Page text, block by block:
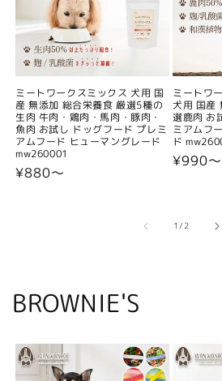
ミートワークスミックス 犬用 国
産 無添加 総合栄養食 厳選5種の
生肉 牛肉・鶏肉・馬肉・豚肉・
魚肉 お試し ドッグフード プレミ
アムフード ヒューマングレード
mw260001
通
¥880〜
ミートワ
犬用 国産
選鹿肉 お
ミアムフ
ド
通
¥990〜
1/の
2
BROWNIE'S